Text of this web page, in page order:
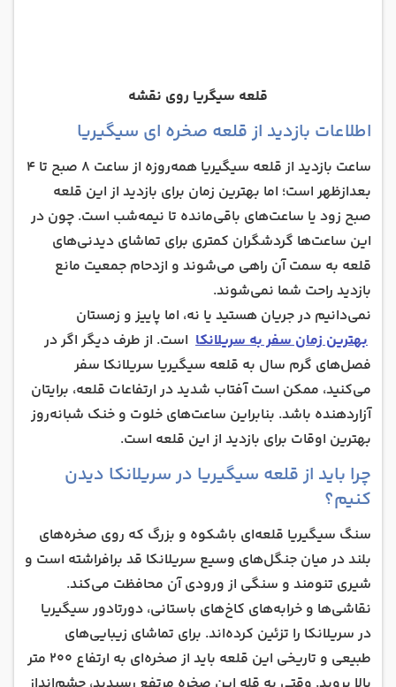
قلعه سیگریا روی نقشه
اطلاعات بازدید از قلعه صخره ای سیگیریا
ساعت بازدید از قلعه سیگیریا همه‌روزه از ساعت 8 صبح تا 4
بعدازظهر است؛ اما بهترین زمان برای بازدید از این قلعه
صبح زود یا ساعت‌های باقی‌مانده تا نیمه‌شب است. چون در
این ساعت‌ها گردشگران کمتری برای تماشای دیدنی‌های
قلعه به سمت آن راهی می‌شوند و ازدحام جمعیت مانع
بازدید راحت شما نمی‌شوند.
نمی‌دانیم در جریان هستید یا نه، اما پاییز و زمستان
بهترین زمان سفر به سریلانکا است. از طرف دیگر اگر در
فصل‌های گرم سال به قلعه سیگیریا سریلانکا سفر
می‌کنید، ممکن است آفتاب شدید در ارتفاعات قلعه، برایتان
آزاردهنده باشد. بنابراین ساعت‌های خلوت و خنک شبانه‌روز
بهترین اوقات برای بازدید از این قلعه است.
چرا باید از قلعه سیگیریا در سریلانکا دیدن
کنیم؟
سنگ سیگیریا قلعه‌ای باشکوه و بزرگ که روی صخره‌های
بلند در میان جنگل‌‌های وسیع سریلانکا قد برافراشته است و
شیری تنومند و سنگی از ورودی آن محافظت می‌کند.
نقاشی‌ها و خرابه‌های کاخ‌های باستانی، دورتادور سیگیریا
در سریلانکا را تزئین کرده‌ا‌ند. برای تماشای زیبایی‌های
طبیعی و تاریخی این قلعه باید از صخره‌ای به ارتفاع 200 متر